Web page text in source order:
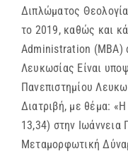
Διπλώματος
το 2019, καθώς και
Administration (MBA)
Λευκωσίας Είναι
Πανεπιστημίου
Διατριβή, με θέμα:
13,34) στην Ιωάννεια
Μεταμορφωτική